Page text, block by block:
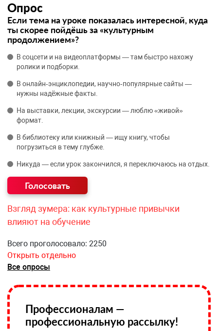
Опрос
Если тема на уроке показалась интересной, куда
ты скорее пойдёшь за «культурным
продолжением»?
В соцсети и на видеоплатформы — там быстро нахожу
ролики и подборки.
В онлайн‑энциклопедии, научно‑популярные сайты —
нужны надёжные факты.
На выставки, лекции, экскурсии — люблю «живой»
формат.
В библиотеку или книжный — ищу книгу, чтобы
погрузиться в тему глубже.
Никуда — если урок закончился, я переключаюсь на отдых.
Взгляд зумера: как культурные привычки
влияют на обучение
Всего проголосовало: 2250
Открыть отдельно
Все опросы
Профессионалам —
профессиональную рассылку!